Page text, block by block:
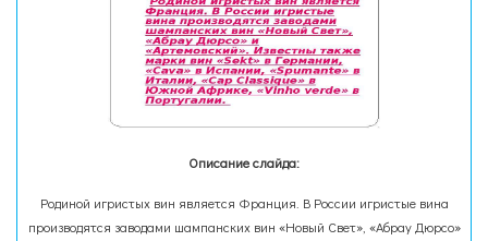
Описание слайда:
Родиной игристых вин является Франция. В России игристые вина
производятся заводами шампанских вин «Новый Свет», «Абрау Дюрсо»